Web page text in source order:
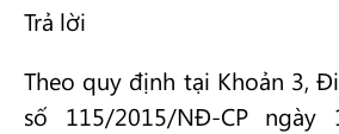
Trả lời
Theo quy định tại Khoản 3,
số 115/2015/NĐ-CP ngày